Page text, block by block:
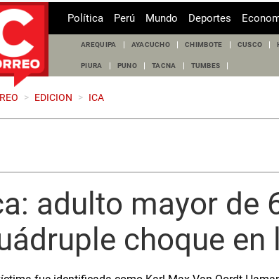
Política Perú Mundo Deportes
AREQUIPA AYACUCHO CHIMBOTE CUSCO
PIURA PUNO TACNA TUMBES
> EDICION > ICA
adulto mayor de
choque en